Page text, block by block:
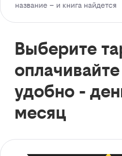
название – и книга найдется
Выберите
удобно -
месяц